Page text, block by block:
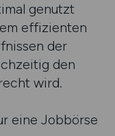
genutzt
effizienten
der
den
wird.
eine Jobbörse